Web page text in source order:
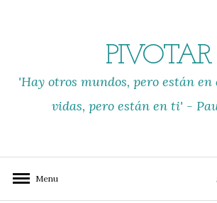
PIVOTAR
'Hay otros mundos, pero están en
vidas, pero están en ti' -
Menu